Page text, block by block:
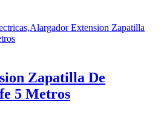
Zapatilla De
5 Metros